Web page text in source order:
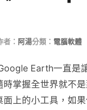
者： 阿湯分類： 電腦軟體
Earth一直是
掌握全世界就不
上的小工具，如